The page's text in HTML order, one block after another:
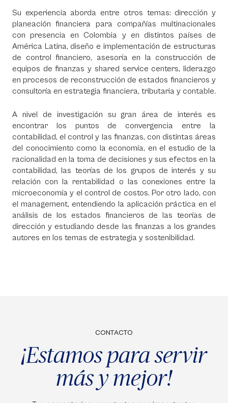
Su experiencia aborda entre otros temas: dirección y
planeación financiera para compañías multinacionales
con presencia en Colombia y en distintos países de
América Latina, diseño e implementación de estructuras
de control financiero, asesoría en la construcción de
equipos de finanzas y shared service centers, liderazgo
en procesos de reconstrucción de estados financieros y
consultoría en estrategia financiera, tributaria y contable.
A nivel de investigación su gran área de interés es
encontrar los puntos de convergencia entre la
contabilidad, el control y las finanzas, con distintas áreas
del conocimiento como la economía, en el estudio de la
racionalidad en la toma de decisiones y sus efectos en la
contabilidad, las teorías de los grupos de interés y su
relación con la rentabilidad o las conexiones entre la
microeconomía y el control de costos. Por otro lado, con
el management, entendiendo la aplicación práctica en el
análisis de los estados financieros de las teorías de
dirección y estudiando desde las finanzas a los grandes
autores en los temas de estrategia y sostenibilidad.
CONTACTO
¡Estamos para servir
más y mejor!